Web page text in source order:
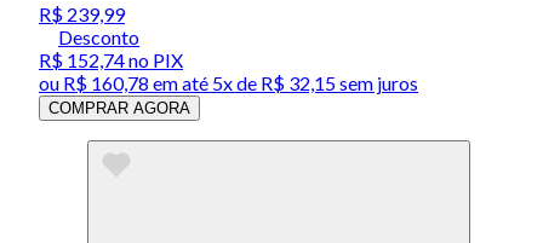
R$ 239,99
Desconto
R$ 152,74no PIX
ou R$ 160,78 em até 5x de R$ 32,15 sem juros
COMPRAR AGORA